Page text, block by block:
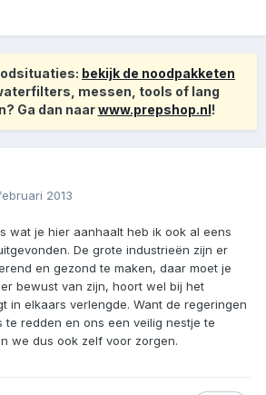
bekijk de noodpakketen
messen, tools of lang
Ga dan naarwww.prepshop.nl!
2013
wat je hier aanhaalt heb ik ook al eens
De grote industrieën zijn er
en gezond te maken, daar moet je
bewust van zijn, hoort wel bij het
in elkaars verlengde. Want de regeringen
te redden en ons een veilig nestje te
we dus ook zelf voor zorgen.